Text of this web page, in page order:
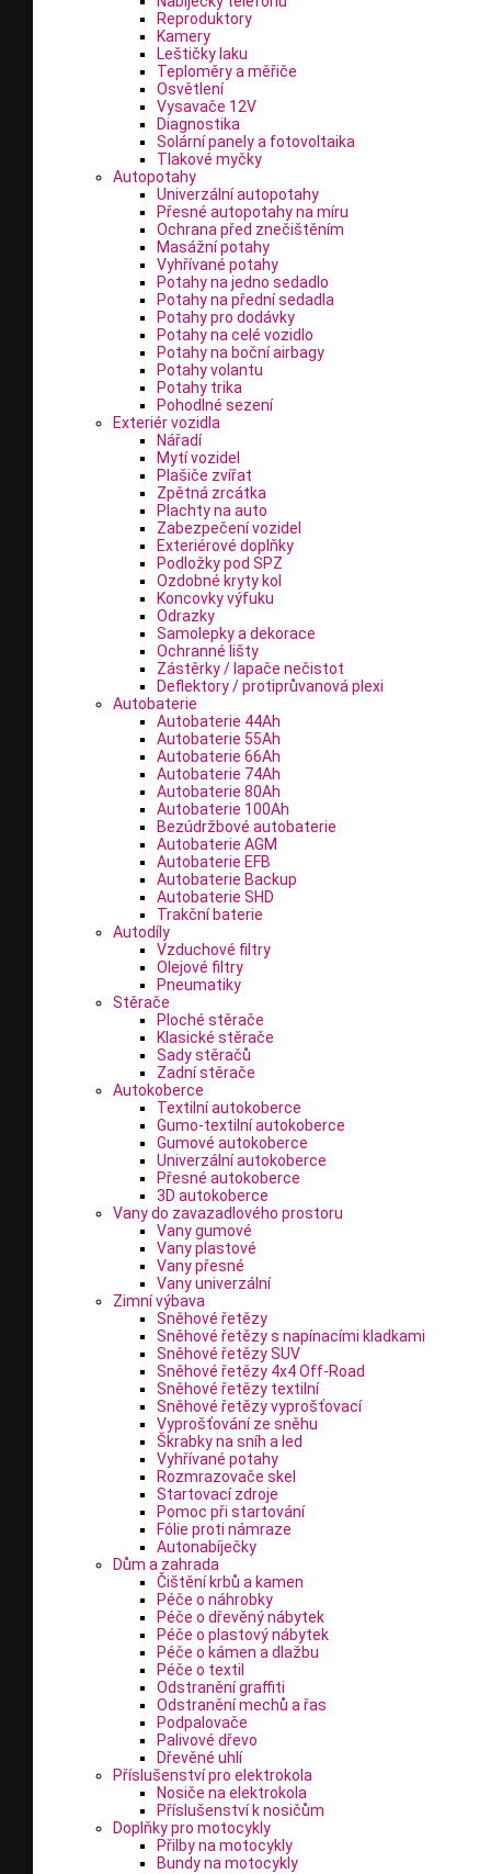
Reproduktory
Kamery
Leštičky laku
Teploměry a měřiče
Osvětlení
Vysavače 12V
Diagnostika
Solární panely a fotovoltaika
Tlakové myčky
Autopotahy
Univerzální autopotahy
Přesné autopotahy na míru
Ochrana před znečištěním
Masážní potahy
Vyhřívané potahy
Potahy na jedno sedadlo
Potahy na přední sedadla
Potahy pro dodávky
Potahy na celé vozidlo
Potahy na boční airbagy
Potahy volantu
Potahy trika
Pohodlné sezení
Exteriér vozidla
Nářadí
Mytí vozidel
Plašiče zvířat
Zpětná zrcátka
Plachty na auto
Zabezpečení vozidel
Exteriérové doplňky
Podložky pod SPZ
Ozdobné kryty kol
Koncovky výfuku
Odrazky
Samolepky a dekorace
Ochranné lišty
Zástěrky / lapače nečistot
Deflektory / protiprůvanová plexi
Autobaterie
Autobaterie 44Ah
Autobaterie 55Ah
Autobaterie 66Ah
Autobaterie 74Ah
Autobaterie 80Ah
Autobaterie 100Ah
Bezúdržbové autobaterie
Autobaterie AGM
Autobaterie EFB
Autobaterie Backup
Autobaterie SHD
Trakční baterie
Autodíly
Vzduchové filtry
Olejové filtry
Pneumatiky
Stěrače
Ploché stěrače
Klasické stěrače
Sady stěračů
Zadní stěrače
Autokoberce
Textilní autokoberce
Gumo-textilní autokoberce
Gumové autokoberce
Univerzální autokoberce
Přesné autokoberce
3D autokoberce
Vany do zavazadlového prostoru
Vany gumové
Vany plastové
Vany přesné
Vany univerzální
Zimní výbava
Sněhové řetězy
Sněhové řetězy s napínacími kladkami
Sněhové řetězy SUV
Sněhové řetězy 4x4 Off-Road
Sněhové řetězy textilní
Sněhové řetězy vyprošťovací
Vyprošťování ze sněhu
Škrabky na sníh a led
Vyhřívané potahy
Rozmrazovače skel
Startovací zdroje
Pomoc při startování
Fólie proti námraze
Autonabíječky
Dům a zahrada
Čištění krbů a kamen
Péče o náhrobky
Péče o dřevěný nábytek
Péče o plastový nábytek
Péče o kámen a dlažbu
Péče o textil
Odstranění graffiti
Odstranění mechů a řas
Podpalovače
Palivové dřevo
Dřevěné uhlí
Příslušenství pro elektrokola
Nosiče na elektrokola
Příslušenství k nosičům
Doplňky pro motocykly
Přilby na motocykly
Bundy na motocykly